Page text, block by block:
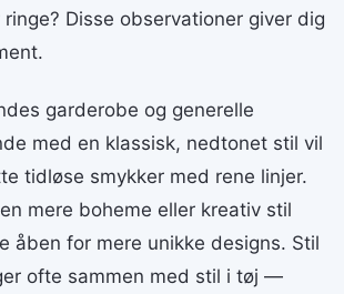
Disse observationer giver dig
garderobe og generelle
med en klassisk, nedtonet stil vil
tidløse smykker med rene linjer.
mere boheme eller kreativ stil
åben for mere unikke designs. Stil
ofte sammen med stil i tøj —